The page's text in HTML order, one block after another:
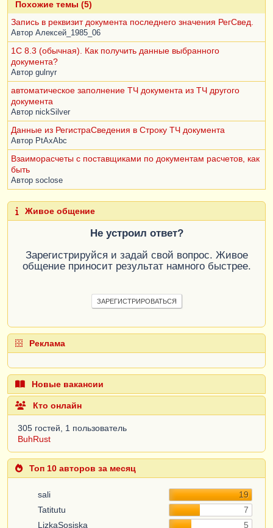
Похожие темы (5)
Запись в реквизит документа последнего значения РегСвед.
Автор Алексей_1985_06
1С 8.3 (обычная). Как получить данные выбранного
документа?
Автор gulnyr
автоматическое заполнение ТЧ документа из ТЧ другого
документа
Автор nickSilver
Данные из РегистраСведения в Строку ТЧ документа
Автор PtAxAbc
Взаиморасчеты с поставщиками по документам расчетов, как
быть
Автор soclose
Живое общение
Не устроил ответ?
Зарегистрируйся и задай свой вопрос. Живое
общение приносит результат намного быстрее.
ЗАРЕГИСТРИРОВАТЬСЯ
Реклама
Новые вакансии
Кто онлайн
305 гостей, 1 пользователь
BuhRust
Топ 10 авторов за месяц
sali
19
Tatitutu
7
LizkaSosiska
5